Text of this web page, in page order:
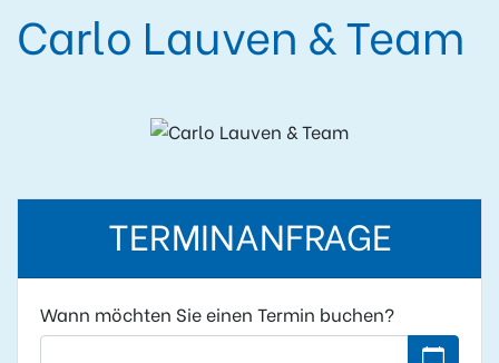
Carlo Lauven & Team
TERMINANFRAGE
Wann möchten Sie einen Termin buchen?
Kein